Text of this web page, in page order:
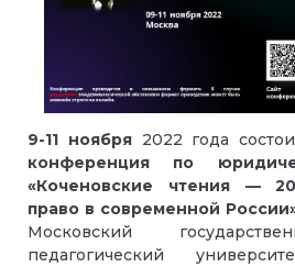
9-11 ноября2022 года
конференция по
«Коченовские чтения —
право в современной
Московский
педагогический